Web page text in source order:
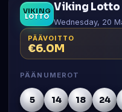
VIKING
LOTTO
Viking Lotto
Wednesday, 20
PÄÄVOITTO
€6.0M
PÄÄNUMEROT
5 14 18 24